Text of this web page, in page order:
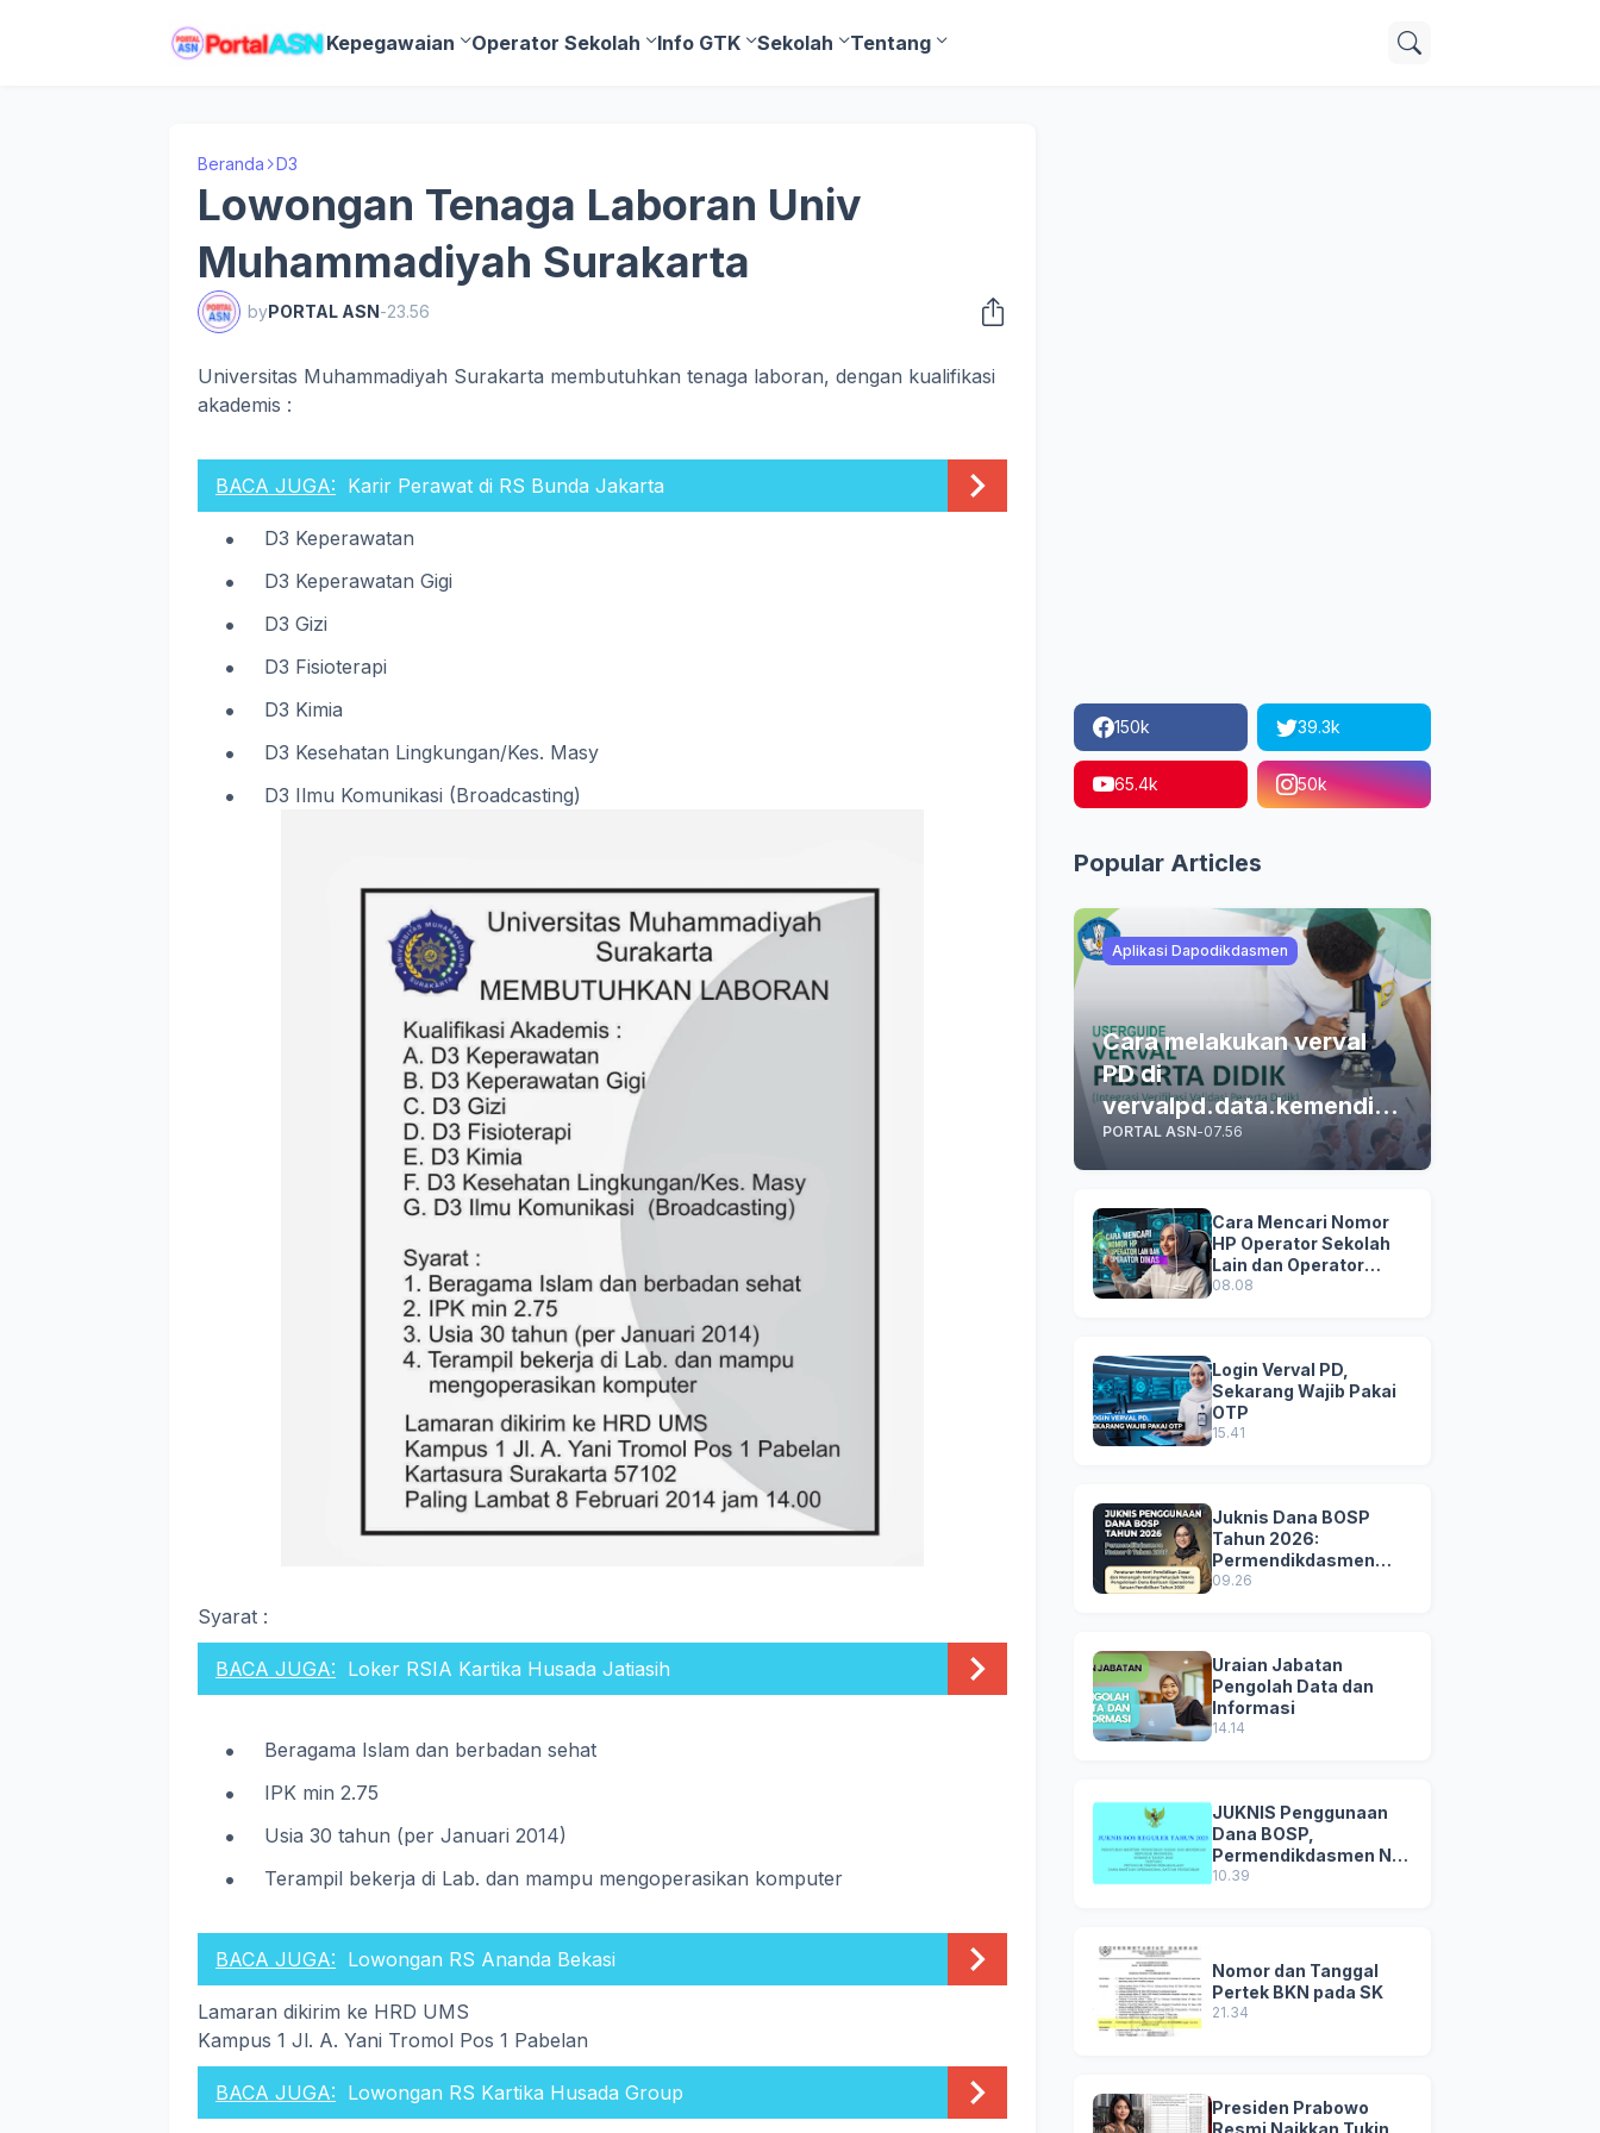
Kepegawaian Operator Sekolah Info GTK Sekolah Tentang
Beranda D3
Lowongan Tenaga Laboran Univ
Muhammadiyah Surakarta
byPORTAL ASN-23.56
Universitas Muhammadiyah Surakarta membutuhkan tenaga laboran, dengan kualifikasi
akademis :
BACA JUGA: Karir Perawat di RS Bunda Jakarta
D3 Keperawatan
D3 Keperawatan Gigi
D3 Gizi
D3 Fisioterapi
D3 Kimia
D3 Kesehatan Lingkungan/Kes. Masy
D3 Ilmu Komunikasi (Broadcasting)
Syarat :
BACA JUGA: Loker RSIA Kartika Husada Jatiasih
Beragama Islam dan berbadan sehat
IPK min 2.75
Usia 30 tahun (per Januari 2014)
Terampil bekerja di Lab. dan mampu mengoperasikan komputer
BACA JUGA: Lowongan RS Ananda Bekasi
Lamaran dikirim ke HRD UMS
Kampus 1 Jl. A. Yani Tromol Pos 1 Pabelan
BACA JUGA: Lowongan RS Kartika Husada Group
150k 39.3k
65.4k 50k
Popular Articles
Aplikasi Dapodikdasmen
Cara melakukan verval
PD di
vervalpd.data.kemendikd
asmen.go.id
PORTAL ASN-07.56
Cara Mencari Nomor
HP Operator Sekolah
Lain dan Operator
Dinas di SDM Data
08.08
Login Verval PD,
Sekarang Wajib Pakai
OTP
15.41
Juknis Dana BOSP
Tahun 2026:
Permendikdasmen
Nomor 8 Tahun 2026
09.26
Uraian Jabatan
Pengolah Data dan
Informasi
14.14
JUKNIS Penggunaan
Dana BOSP,
Permendikdasmen No
8 Tahun 2025
10.39
Nomor dan Tanggal
Pertek BKN pada SK
21.34
Presiden Prabowo
Resmi Naikkan Tukin